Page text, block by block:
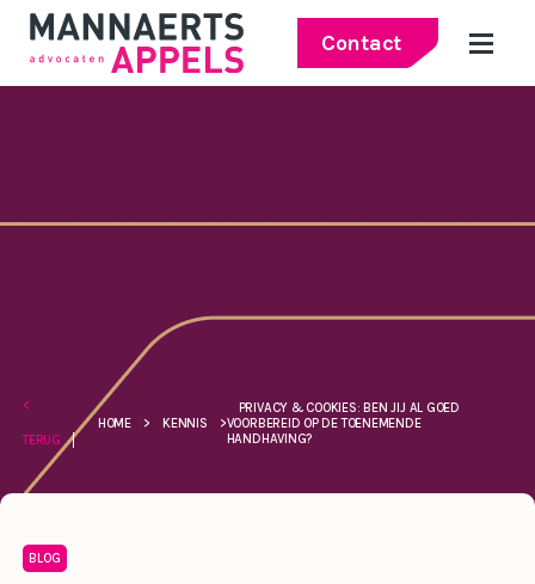
Contact
<
TERUG
HOME > KENNIS >
PRIVACY & COOKIES: BEN JIJ AL GOED
VOORBEREID OP DE TOENEMENDE
HANDHAVING?
BLOG